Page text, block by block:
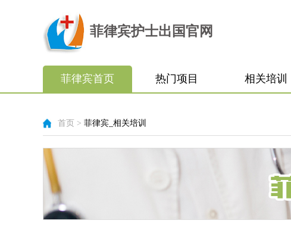
菲律宾护士出国官网
菲律宾首页 热门项目 相关培训
首页 > 菲律宾_相关培训